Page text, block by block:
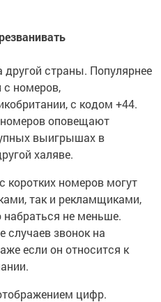
страны. Популярнее
с номеров,
с кодом +44.
номеров оповещают
выигрышах в
халяве.
коротких номеров могут
так и рекламщиками,
не меньше.
случаев звонок на
если он относится к
цифр.